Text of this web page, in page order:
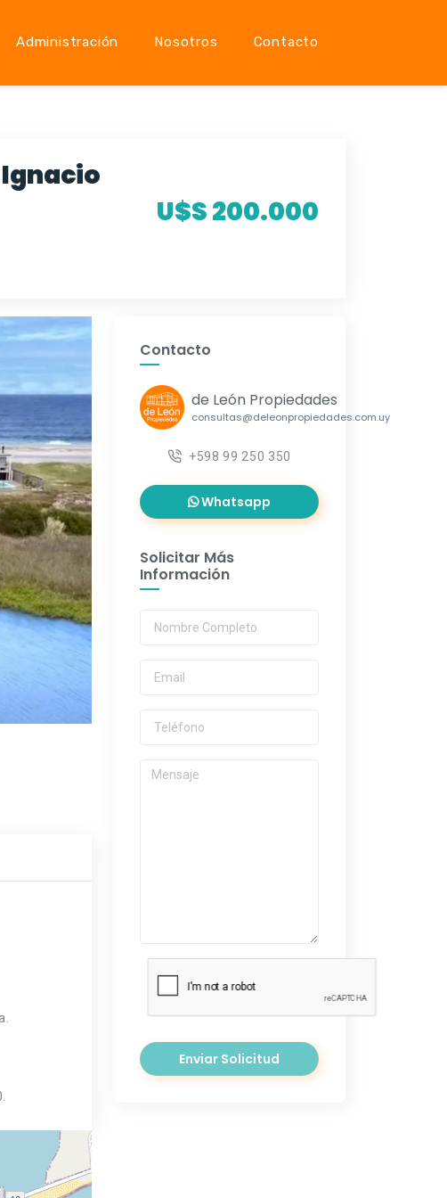
Administración Nosotros Contacto
Ignacio
U$S 200.000
Contacto
de León Propiedades
consultas@deleonpropiedades.com.uy
+598 99 250 350
Whatsapp
Solicitar Más
Información
Enviar Solicitud